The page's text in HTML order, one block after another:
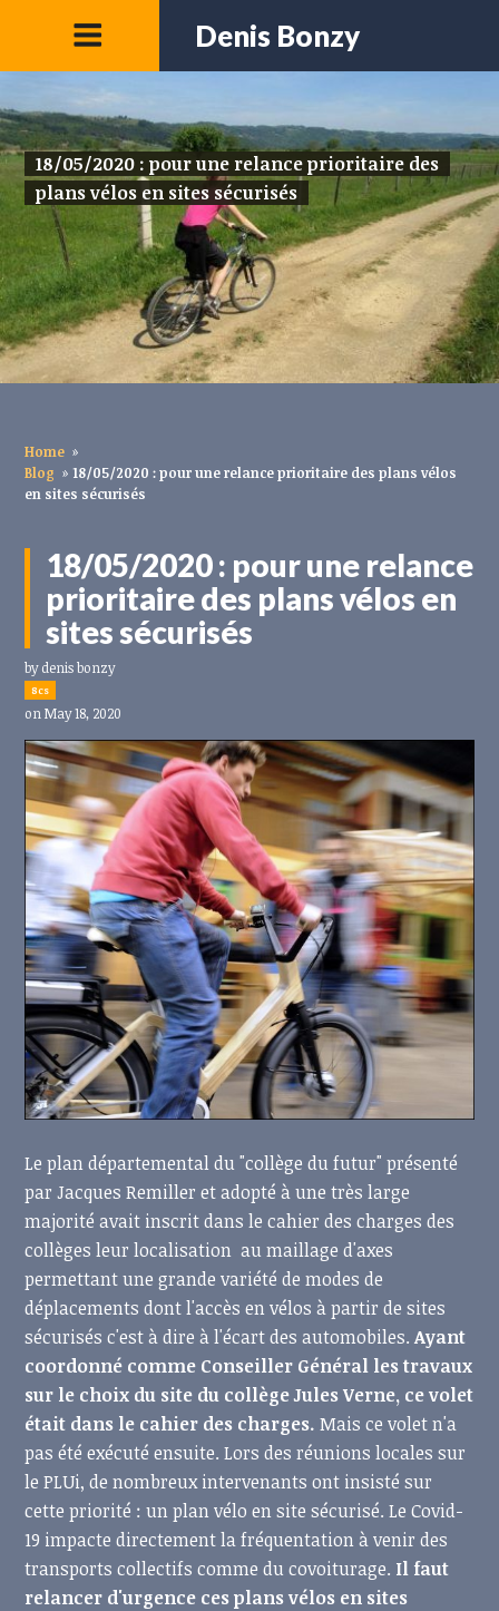
Denis Bonzy
18/05/2020 : pour une relance prioritaire des
plans vélos en sites sécurisés
Home »
Blog » 18/05/2020 : pour une relance prioritaire des plans vélos
en sites sécurisés
18/05/2020 : pour une relance
prioritaire des plans vélos en
sites sécurisés
bydenis bonzy
8cs
on May 18, 2020
Le plan départemental du "collège du futur" présenté
par Jacques Remiller et adopté à une très large
majorité avait inscrit dans le cahier des charges des
collèges leur localisation au maillage d'axes
permettant une grande variété de modes de
déplacements dont l'accès en vélos à partir de sites
sécurisés c'est à dire à l'écart des automobiles.Ayant
coordonné comme Conseiller Général les travaux
sur le choix du site du collège Jules Verne, ce volet
était dans le cahier des charges. Mais ce volet n'a
pas été exécuté ensuite. Lors des réunions locales sur
le PLUi, de nombreux intervenants ont insisté sur
cette priorité : un plan vélo en site sécurisé. Le Covid-
19 impacte directement la fréquentation à venir des
transports collectifs comme du covoiturage. Il faut
relancer d'urgence ces plans vélos en sites